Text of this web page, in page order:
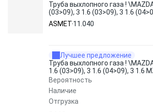
Труба выхлопного газа !
(03>09), 3 1.6 (03>09), 3 1.6
MZR (08>14) 11.040 ASMET
ASMET 11.040
Лучшее предложение
Труба выхлопного газа !
1.6 (03>09), 3 1.6 (04>09), 3 1.6
Вероятность
Наличие
Отгрузка